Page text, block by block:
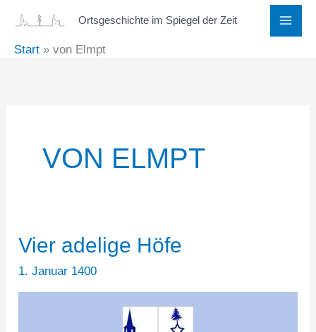
springen
Ortsgeschichte im Spiegel der Zeit
Start von Elmpt
VON ELMPT
Vier adelige Höfe
1. Januar 1400